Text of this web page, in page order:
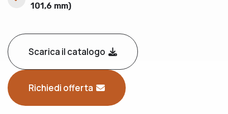
101,6 mm)
Scarica il catalogo
Richiedi offerta